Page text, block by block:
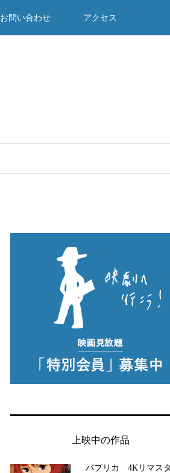
お問い合わせ アクセス
上映中の作品
パプリカ 4Kリマス